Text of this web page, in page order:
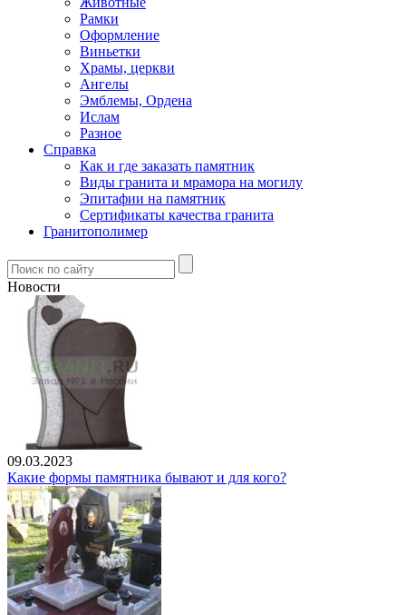
Рамки
Оформление
Виньетки
Храмы, церкви
Ангелы
Эмблемы, Ордена
Ислам
Разное
Справка
Как и где заказать памятник
Виды гранита и мрамора на могилу
Эпитафии на памятник
Сертификаты качества гранита
Гранитополимер
Новости
09.03.2023
Какие формы памятника бывают и для кого?